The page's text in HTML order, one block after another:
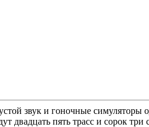
звук и гоночные
двадцать пять трасс и сорок